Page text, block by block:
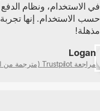
في الاستخدام، ونظام الدفع
حسب الاستخدام. إنها تجربة
مذهلة!
Logan
مراجعة Trustpilot (مترجمة من الإنجليزية)